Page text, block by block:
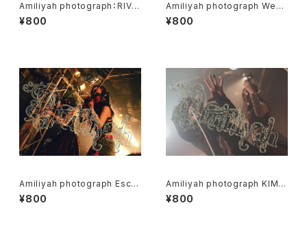
Amiliyah photograph：RIVE
R No.1～No.2
¥800
Amiliyah photograph West
er&Moel No.1～No.3
¥800
Amiliyah photograph Eschi
ka&Moel
¥800
Amiliyah photograph KIMI&
Eschika
¥800